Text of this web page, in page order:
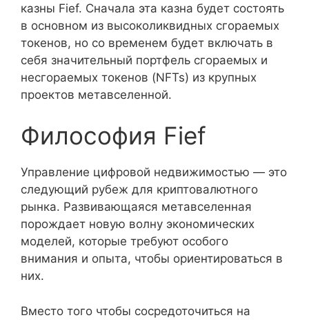
казны Fief. Сначала эта казна будет состоять
в основном из высоколиквидных сгораемых
токенов, но со временем будет включать в
себя значительный портфель сгораемых и
несгораемых токенов (NFTs) из крупных
проектов метавселенной.
Философия Fief
Управление цифровой недвижимостью — это
следующий рубеж для криптовалютного
рынка. Развивающаяся метавселенная
порождает новую волну экономических
моделей, которые требуют особого
внимания и опыта, чтобы ориентироваться в
них.
Вместо того чтобы сосредоточиться на